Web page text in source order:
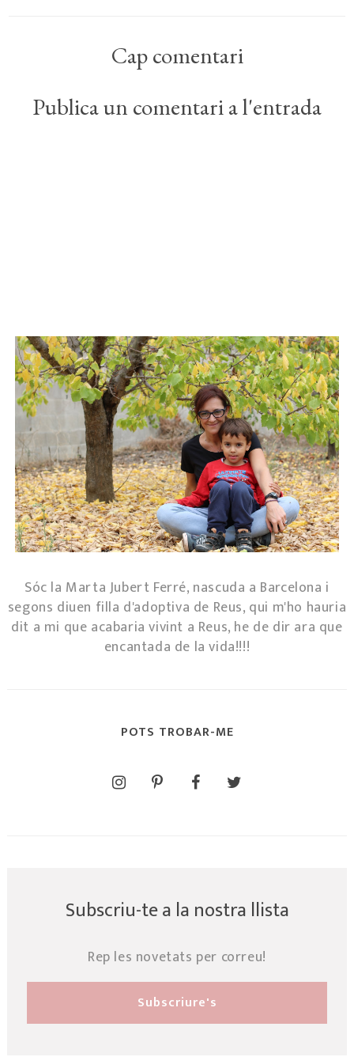
Cap comentari
Publica un comentari a l'entrada
Sóc la Marta Jubert Ferré, nascuda a Barcelona i
segons diuen filla d'adoptiva de Reus, qui m'ho hauria
dit a mi que acabaria vivint a Reus, he de dir ara que
encantada de la vida!!!!
POTS TROBAR-ME
Subscriu-te a la nostra llista
Rep les novetats per correu!